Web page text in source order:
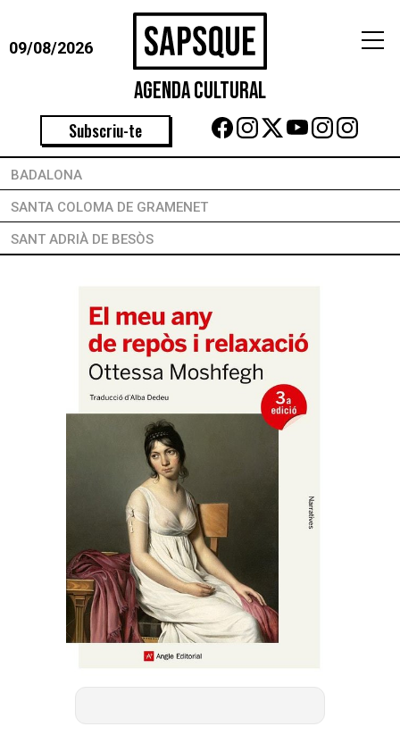
09/08/2026
Agenda Cultural
Subscriu-te
BADALONA
SANTA COLOMA DE GRAMENET
SANT ADRIÀ DE BESÒS